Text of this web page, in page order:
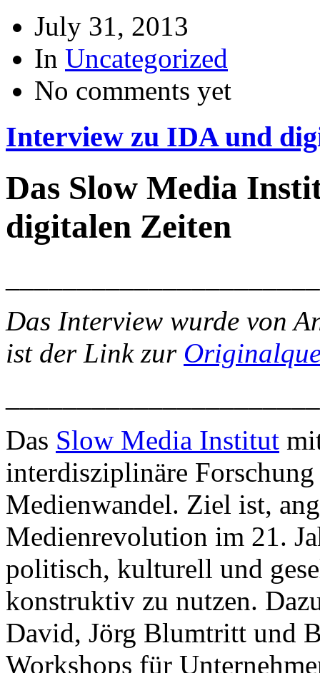
July 31, 2013
In Uncategorized
No comments yet
Interview zu IDA und
Das Slow Media
digitalen Zeiten
Das Interview wurde von
ist der Link zur
Das Slow Media Institut
interdisziplinäre
Medienwandel. Ziel ist,
Medienrevolution im 21.
politisch, kulturell und
konstruktiv zu nutzen.
David, Jörg Blumtritt und
Workshops für